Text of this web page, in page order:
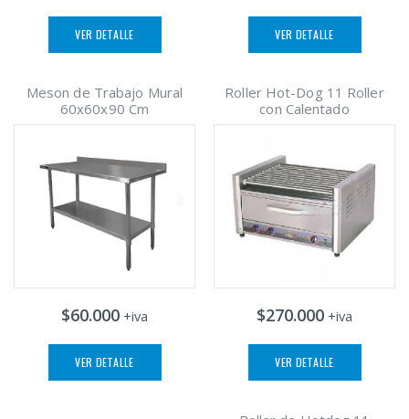
VER DETALLE VER DETALLE
Meson de Trabajo Mural
60x60x90 Cm
$60.000 +iva
VER DETALLE
Roller Hot-Dog 11 Roller
con Calentado
$270.000 +iva
VER DETALLE